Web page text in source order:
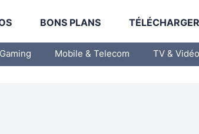
BONS PLANS
Mobile & Telecom TV & Vidéo